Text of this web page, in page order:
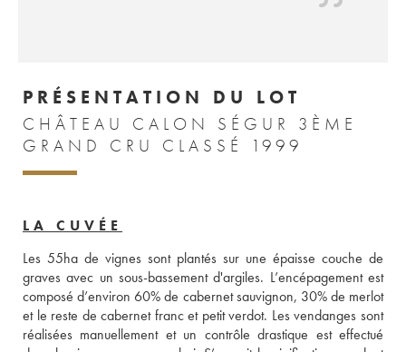
PRÉSENTATION DU LOT
CHÂTEAU CALON SÉGUR 3ÈME
GRAND CRU CLASSÉ 1999
LA CUVÉE
Les 55ha de vignes sont plantés sur une épaisse couche de
graves avec un sous-bassement d'argiles. L’encépagement est
composé d’environ 60% de cabernet sauvignon, 30% de merlot
et le reste de cabernet franc et petit verdot. Les vendanges sont
réalisées manuellement et un contrôle drastique est effectué